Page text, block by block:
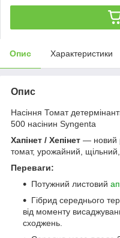
Опис Характеристики
Опис
Насіння Томат
500 насінин Syngenta
Хапінет / Хепінет — новий
томат, урожайний,
Переваги:
Потужний листовий
Гібрид середнього
від моменту
сходжень.